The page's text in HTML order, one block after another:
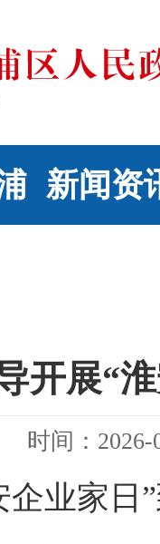
新闻资
开展“
时间：
企业家日